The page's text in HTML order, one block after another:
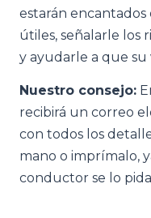
estarán
útiles, señalarle los
y ayudarle a que su
Nuestro consejo:
recibirá un correo
con todos los
mano o imprímalo,
conductor se lo